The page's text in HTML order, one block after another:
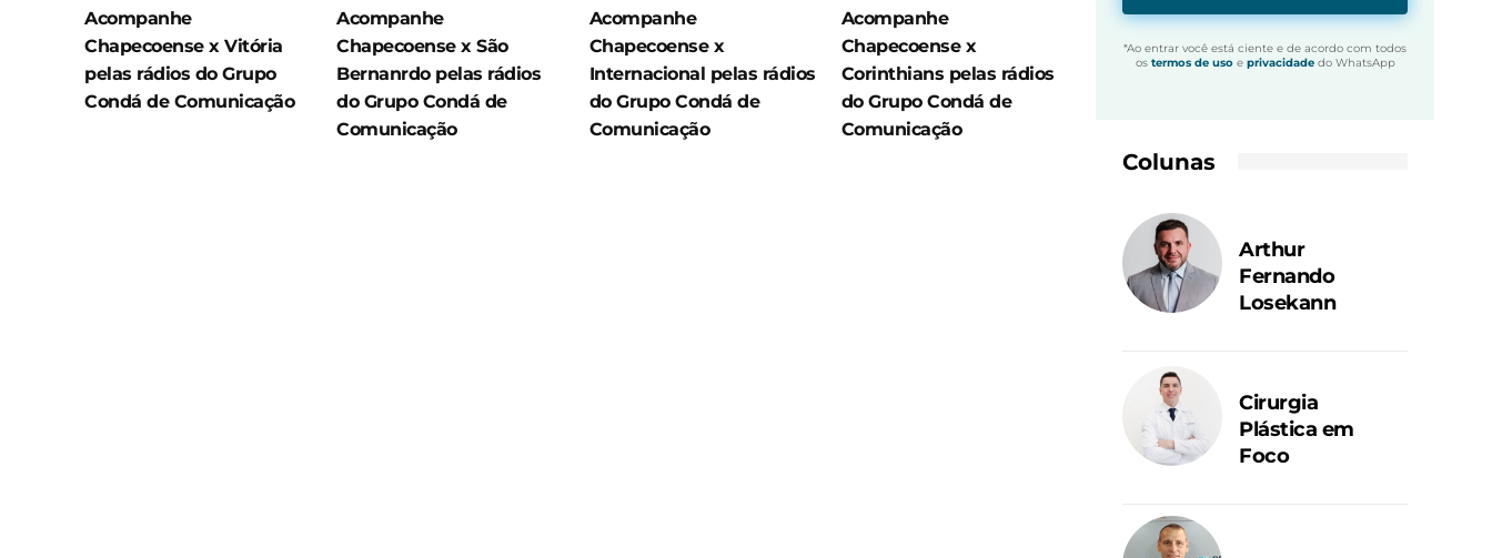
Acompanhe
Chapecoense x Vitória
pelas rádios do Grupo
Condá de Comunicação
Acompanhe
Chapecoense x São
Bernanrdo pelas rádios
do Grupo Condá de
Comunicação
Acompanhe
Chapecoense x
Internacional pelas rádios
do Grupo Condá de
Comunicação
Acompanhe
Chapecoense x
Corinthians pelas rádios
do Grupo Condá de
Comunicação
*Ao entrar você está ciente e de acordo com todos
os termos de usoe privacidadedo WhatsApp
Colunas
Arthur
Fernando
Losekann
Cirurgia
Plástica em
Foco